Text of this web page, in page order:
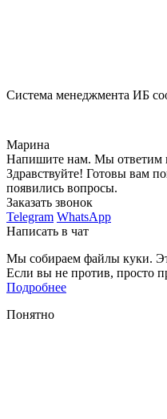
Система менеджмента ИБ
Марина
Напишите нам. Мы ответим
Здравствуйте! Готовы вам
появились вопросы.
Заказать звонок
Telegram WhatsApp
Написать в чат
Мы собираем файлы куки.
Если вы не против, просто
Подробнее
Понятно